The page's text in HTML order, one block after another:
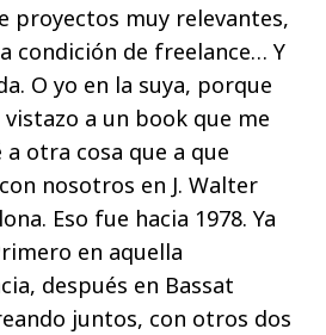
proyectos muy relevantes,
condición de freelance… Y
O yo en la suya, porque
vistazo a un book que me
otra cosa que a que
nosotros en J. Walter
Eso fue hacia 1978. Ya
en aquella
después en Bassat
juntos, con otros dos